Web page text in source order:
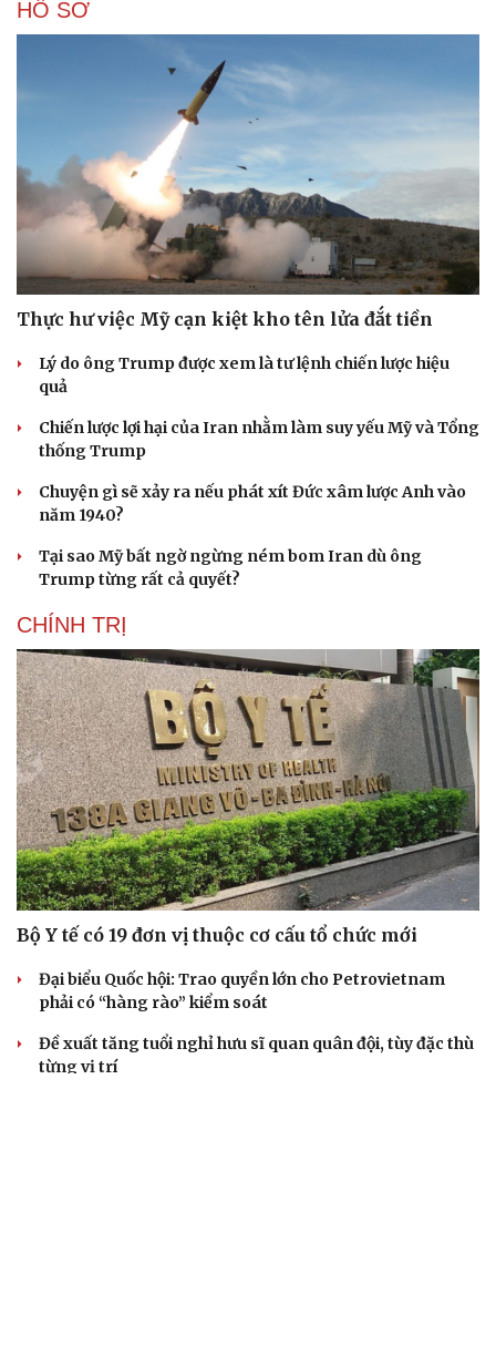
HỒ SƠ
Thực hư việc Mỹ cạn kiệt kho tên lửa đắt tiền
Lý do ông Trump được xem là tư lệnh chiến lược hiệu
quả
Chiến lược lợi hại của Iran nhằm làm suy yếu Mỹ và Tổng
thống Trump
Chuyện gì sẽ xảy ra nếu phát xít Đức xâm lược Anh vào
năm 1940?
Tại sao Mỹ bất ngờ ngừng ném bom Iran dù ông
Trump từng rất cả quyết?
CHÍNH TRỊ
Bộ Y tế có 19 đơn vị thuộc cơ cấu tổ chức mới
Đại biểu Quốc hội: Trao quyền lớn cho Petrovietnam
phải có “hàng rào” kiểm soát
Đề xuất tăng tuổi nghỉ hưu sĩ quan quân đội, tùy đặc thù
từng vị trí